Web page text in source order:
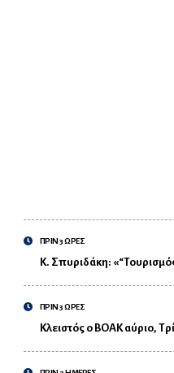
ΠΡΙΝ 3 ΩΡΕΣ
Κ. Σπυριδάκη:
ΠΡΙΝ 3 ΩΡΕΣ
Κλειστός ο ΒΟΑΚ αύριο,